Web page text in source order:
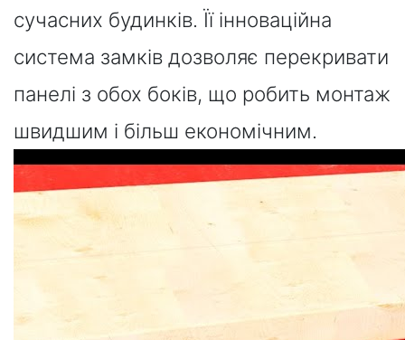
сучасних будинків. Її інноваційна
система замків дозволяє перекривати
панелі з обох боків, що робить монтаж
швидшим і більш економічним.